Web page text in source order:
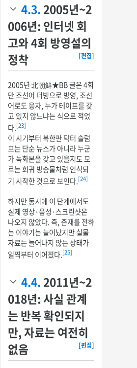
4.3. 2005년~2
006년: 인터넷 회
고와 4회 방영설의
정착
[편집]
2005년 北朝鮮★BB 글은 4회
만 조선어 더빙으로 방영, 조선
어로도 응차, 누가 테이프를 갖
고 있지 않느냐는 식으로 적었
다.[23]
이 시기부터 북한판 닥터 슬럼
프는 단순 뉴스가 아니라 누군
가 녹화본을 갖고 있을지도 모
르는 희귀 방송물처럼 인식되
기 시작한 것으로 보인다.[24]
하지만 동시에 이 단계에서도
실제 영상·음성·스크린샷은
나오지 않았다. 즉, 존재를 전하
는 이야기는 늘어났지만 실물
자료는 늘어나지 않는 상태가
일찍부터 이어졌다.[25]
4.4. 2011년~2
018년: 사실 관계
는 반복 확인되지
만, 자료는 여전히
없음
[편집]